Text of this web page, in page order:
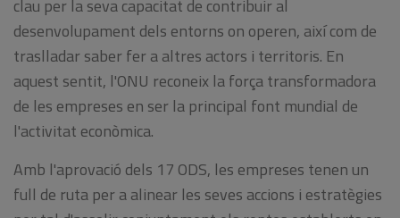
clau per la seva capacitat de contribuir al
desenvolupament dels entorns on operen, així com de
traslladar saber fer a altres actors i territoris. En
aquest sentit, l'ONU reconeix la força transformadora
de les empreses en ser la principal font mundial de
l'activitat econòmica.
Amb l'aprovació dels 17 ODS, les empreses tenen un
full de ruta per a alinear les seves accions i estratègies